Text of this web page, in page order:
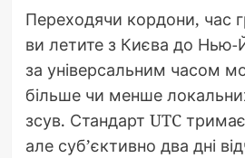
Переходячи кордони, час
ви летите з Києва до Нью-
за універсальним часом
більше чи менше
зсув. Стандарт UTC
але суб’єктивно два дні